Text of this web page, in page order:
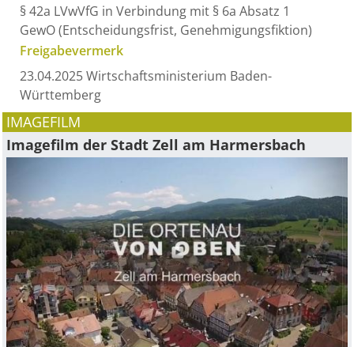
§ 42a LVwVfG in Verbindung mit § 6a Absatz 1
GewO (Entscheidungsfrist, Genehmigungsfiktion)
Freigabevermerk
23.04.2025 Wirtschaftsministerium Baden-
Württemberg
IMAGEFILM
Imagefilm der Stadt Zell am Harmersbach